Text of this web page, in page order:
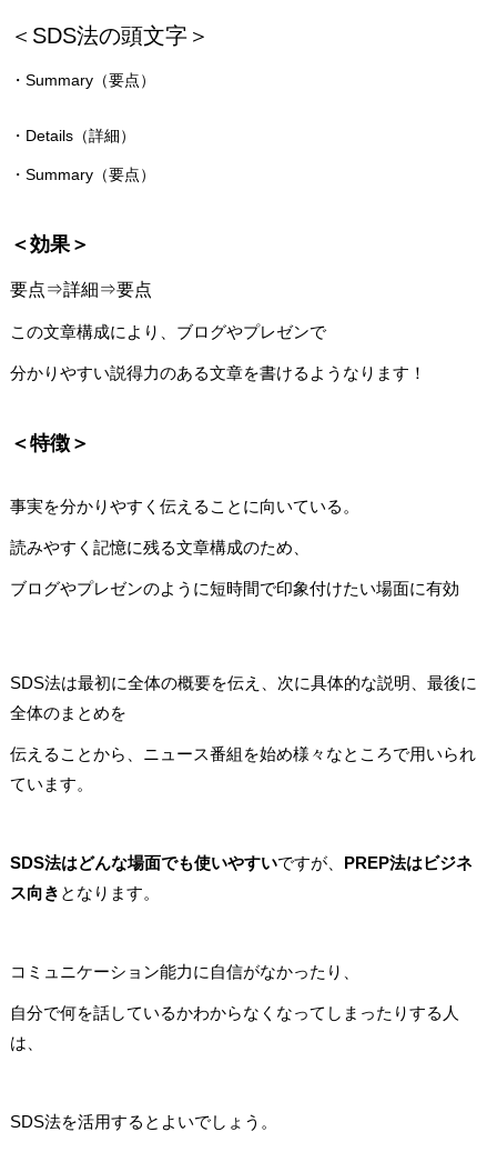
＜SDS法の頭文字＞
・Summary（要点）
・Details（詳細）
・Summary（要点）
＜効果＞
要点⇒詳細⇒要点
この文章構成により、ブログやプレゼンで
分かりやすい説得力のある文章を書けるようなります！
＜特徴＞
事実を分かりやすく伝えることに向いている。
読みやすく記憶に残る文章構成のため、
ブログやプレゼンのように短時間で印象付けたい場面に有効
SDS法は最初に全体の概要を伝え、次に具体的な説明、最後に
全体のまとめを
伝えることから、ニュース番組を始め様々なところで用いられ
ています。
SDS法はどんな場面でも使いやすいですが、
PREP法はビジネ
ス向き となります。
コミュニケーション能力に自信がなかったり、
自分で何を話しているかわからなくなってしまったりする人
は、
SDS法を活用するとよいでしょう。